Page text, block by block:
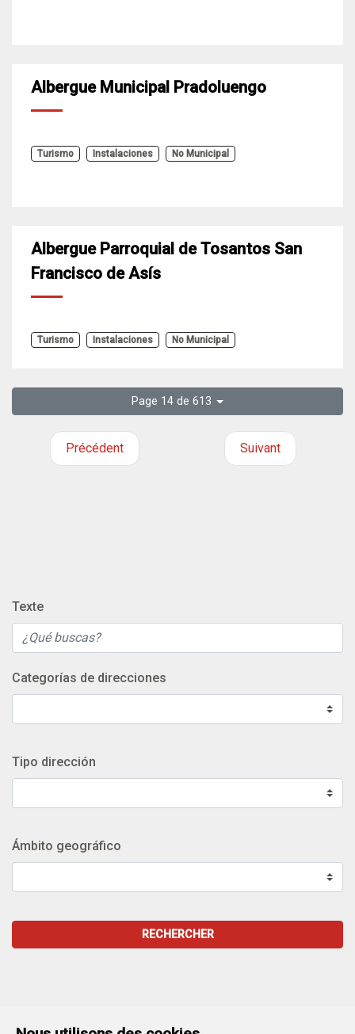
Albergue Municipal Pradoluengo
Turismo Instalaciones No Municipal
Albergue Parroquial de Tosantos San
Francisco de Asís
Turismo Instalaciones No Municipal
Page 14 de 613
Précédent Suivant
Texte
Categorías de direcciones
Tipo dirección
Ámbito geográfico
RECHERCHER